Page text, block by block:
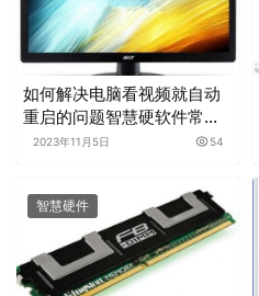
如何解决电脑看视频就自动
重启的问题智慧硬软件常见
问题处理分享
2023年11月5日 54
智慧硬件